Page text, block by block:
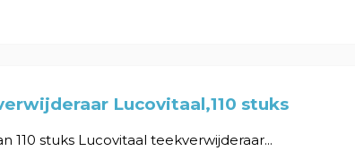
Lucovitaal,110 stuks
110 stuks Lucovitaal teekverwijderaar...